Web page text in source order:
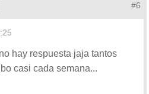
#6
hay respuesta jaja tantos
casi cada semana...